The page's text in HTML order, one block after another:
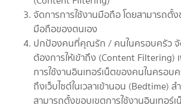
จัดการการใช้งานมือถือ โดยสามารถตั้ง
มือถือของตนเอง
ปกป้องคนที่คุณรัก / คนในครอบครัว จั
ต้องการให้เข้าถึง (Content Filtering)
การใช้งานอินเทอร์เน็ตของคนในครอบ
ถึงเว็บไซต์ในเวลาเข้านอน (Bedtime)
สามารถตั้งขอบเขตการใช้งานอินเทอร์เ